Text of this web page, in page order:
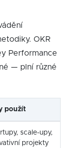
OKR
Performance
— plní různé
použít
scale-upy,
projekty